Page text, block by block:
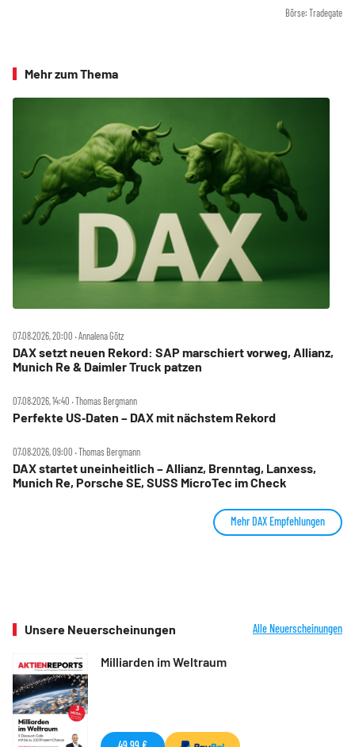
Börse: Tradegate
Mehr zum Thema
07.08.2026, 20:00 ‧ Annalena Götz
DAX setzt neuen Rekord: SAP marschiert vorweg, Allianz,
Munich Re & Daimler Truck patzen
07.08.2026, 14:40 ‧ Thomas Bergmann
Perfekte US‑Daten – DAX mit nächstem Rekord
07.08.2026, 09:00 ‧ Thomas Bergmann
DAX startet uneinheitlich – Allianz, Brenntag, Lanxess,
Munich Re, Porsche SE, SUSS MicroTec im Check
Mehr DAX Empfehlungen
Unsere Neuerscheinungen Alle Neuerscheinungen
Milliarden im Weltraum